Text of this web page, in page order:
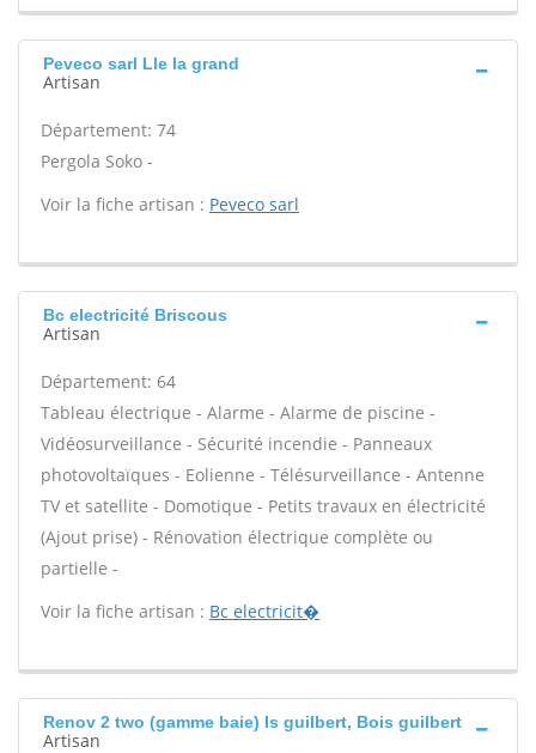
Peveco sarl Lle la grand
Artisan
Département: 74
Pergola Soko -
Voir la fiche artisan : Peveco sarl
Bc electricité Briscous
Artisan
Département: 64
Tableau électrique - Alarme - Alarme de piscine -
Vidéosurveillance - Sécurité incendie - Panneaux
photovoltaïques - Eolienne - Télésurveillance - Antenne
TV et satellite - Domotique - Petits travaux en électricité
(Ajout prise) - Rénovation électrique complète ou
partielle -
Voir la fiche artisan : Bc electricit�
Renov 2 two (gamme baie) Is guilbert, Bois guilbert
Artisan